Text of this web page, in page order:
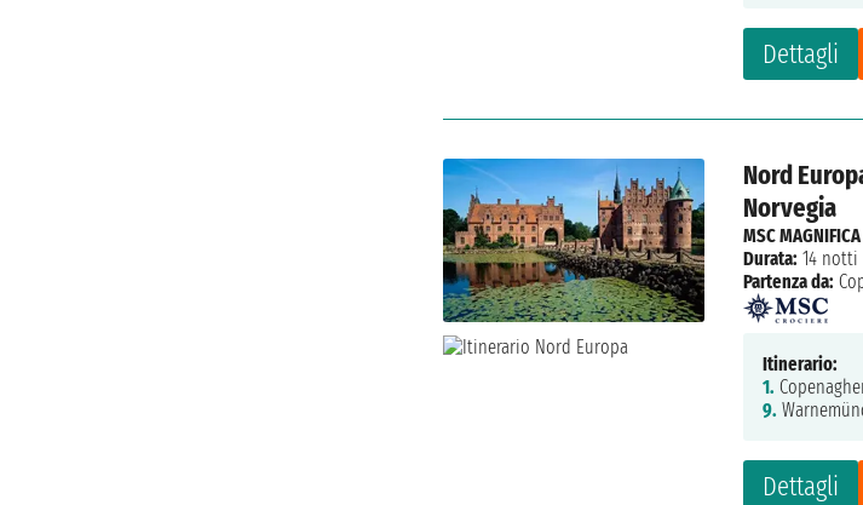
Dettagli
Nord
Norvegia
Dettagli
MSC MAGNIFICA
Durata: 14 notti
Partenza da:
Itinerario:
1.
9.